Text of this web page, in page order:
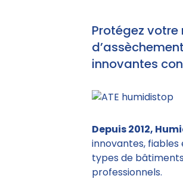
Protégez
innovantes
Depuis 2012,
innovantes, fiables
types de
professionnels.